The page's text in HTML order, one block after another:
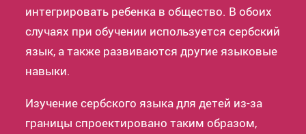
интегрировать ребенка в общество. В обоих
случаях при обучении используется сербский
язык, а также развиваются другие языковые
навыки.
Изучение сербского языка для детей из-за
границы спроектировано таким образом,